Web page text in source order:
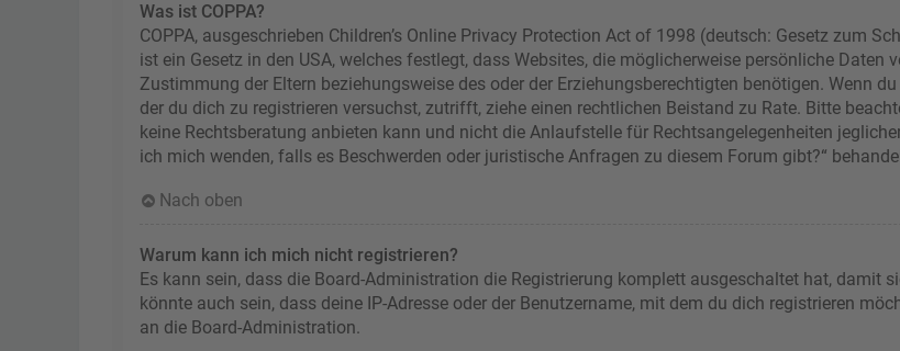
Was ist COPPA?
COPPA, ausgeschrieben Children’s Online Privacy Protection Act of 1998 (deutsch: Gesetz zum
ist ein Gesetz in den USA, welches festlegt, dass Websites, die möglicherweise persönliche Daten
Zustimmung der Eltern beziehungsweise des oder der Erziehungsberechtigten benötigen. Wenn
der du dich zu registrieren versuchst, zutrifft, ziehe einen rechtlichen Beistand zu Rate. Bitte
keine Rechtsberatung anbieten kann und nicht die Anlaufstelle für Rechtsangelegenheiten
ich mich wenden, falls es Beschwerden oder juristische Anfragen zu diesem Forum gibt?“
Nach oben
Warum kann ich mich nicht registrieren?
Es kann sein, dass die Board-Administration die Registrierung komplett ausgeschaltet hat, damit
könnte auch sein, dass deine IP-Adresse oder der Benutzername, mit dem du dich registrieren
an die Board-Administration.